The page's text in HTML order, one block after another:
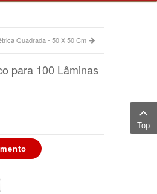
Quadrada - 50 X 50 Cm
para 100 Lâminas
Top